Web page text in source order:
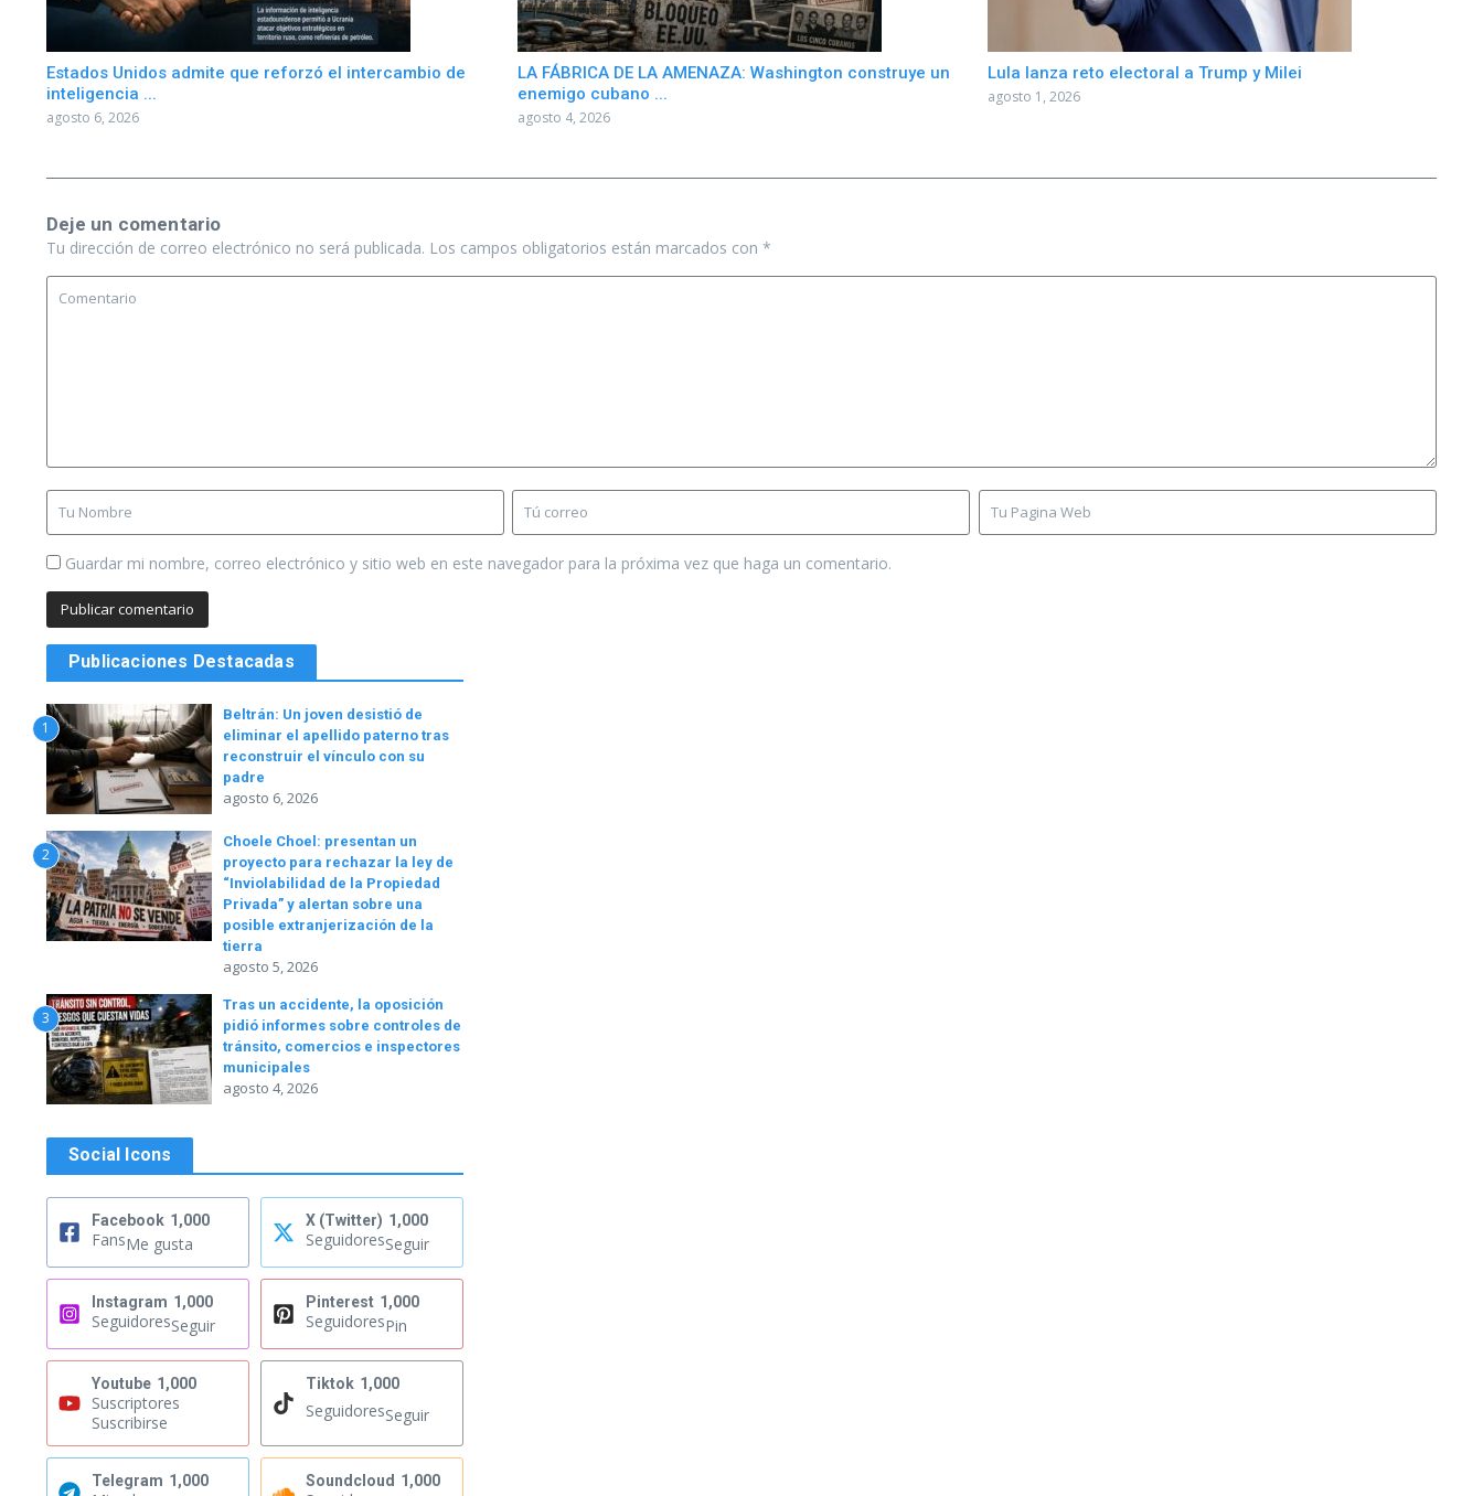
Estados Unidos admite que reforzó el intercambio de
inteligencia ...
agosto 6, 2026
LA FÁBRICA DE LA AMENAZA: Washington construye un
enemigo cubano ...
agosto 4, 2026
Lula lanza reto electoral a Trump y Milei
agosto 1, 2026
Deje un comentario
Tu dirección de correo electrónico no será publicada. Los campos obligatorios están marcados con *
Guardar mi nombre, correo electrónico y sitio web en este navegador para la próxima vez que haga un comentario.
Publicaciones Destacadas
1
Beltrán: Un joven desistió de
eliminar el apellido paterno tras
reconstruir el vínculo con su
padre
agosto 6, 2026
2
Choele Choel: presentan un
proyecto para rechazar la ley de
“Inviolabilidad de la Propiedad
Privada” y alertan sobre una
posible extranjerización de la
tierra
agosto 5, 2026
3
Tras un accidente, la oposición
pidió informes sobre controles de
tránsito, comercios e inspectores
municipales
agosto 4, 2026
Social Icons
Facebook 1,000
FansMe gusta
X (Twitter) 1,000
SeguidoresSeguir
Instagram 1,000
SeguidoresSeguir
Pinterest 1,000
SeguidoresPin
Youtube 1,000
Suscriptores
Suscribirse
Tiktok 1,000
SeguidoresSeguir
Telegram 1,000 Soundcloud 1,000